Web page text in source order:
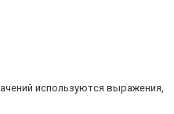
используются выражения,